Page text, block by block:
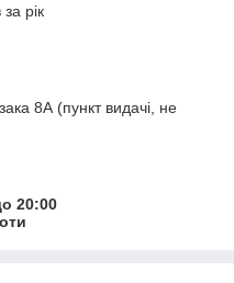
рік
8А (пункт видачі, не
20:00